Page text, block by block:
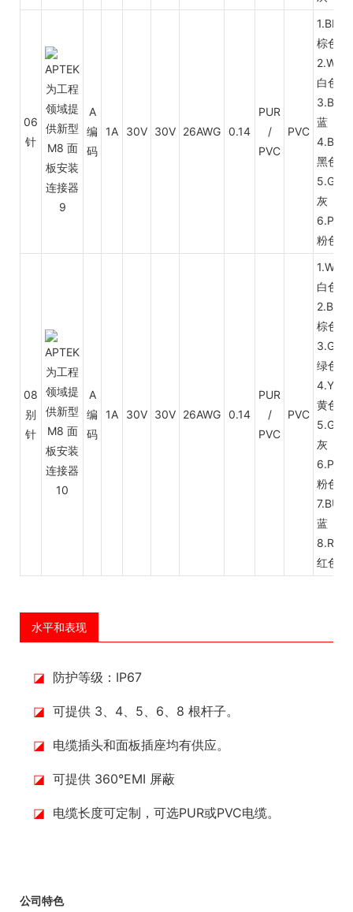
06
针
A
编
码
1A 30V 30V 26AWG 0.14
PUR
/
PVC
PVC
1.BN
棕色
2.WH
白色
3.BU
蓝
4.BK
黑色
5.GY
灰
6.PK
粉色
08
别
针
A
编
码
1A 30V 30V 26AWG 0.14
PUR
/
PVC
PVC
1.WH
白色
2.BN
棕色
3.GN
绿色
4.YL
黄色
5.GY
灰
6.PK
粉色
7.BU
蓝
8.RD
红色
水平和表现
◪ 防护等级：IP67
◪ 可提供 3、4、5、6、8 根杆子。
◪ 电缆插头和面板插座均有供应。
◪ 可提供 360°EMI 屏蔽
◪ 电缆长度可定制，可选PUR或PVC电缆。
公司特色